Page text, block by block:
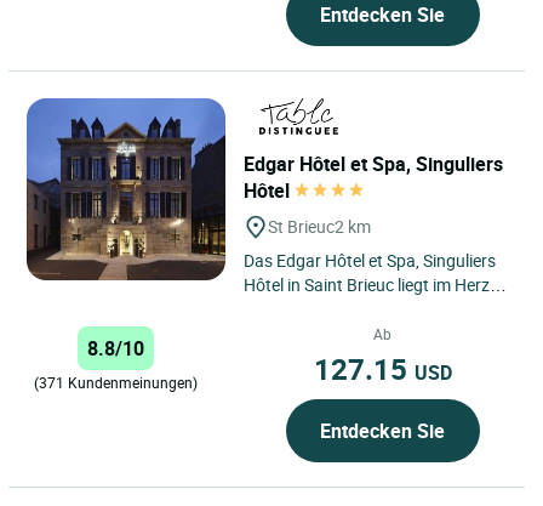
Entdecken Sie
Edgar Hôtel et Spa, Singuliers
Hôtel
St Brieuc2 km
Das Edgar Hôtel et Spa, Singuliers
Hôtel in Saint Brieuc liegt im Herzen
idealen Ausgangspunkt...
8.8/10
(371 Kundenmeinungen)
Ab
127.15 USD
Entdecken Sie